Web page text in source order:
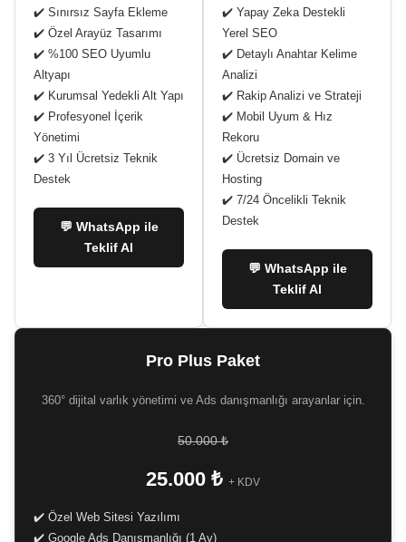
✔️ Sınırsız Sayfa Ekleme
✔️ Özel Arayüz Tasarımı
✔️ %100 SEO Uyumlu
Altyapı
✔️ Kurumsal Yedekli Alt Yapı
✔️ Profesyonel İçerik
Yönetimi
✔️ 3 Yıl Ücretsiz Teknik
Destek
💬 WhatsApp ile
Teklif Al
✔️ Yapay Zeka Destekli
Yerel SEO
✔️ Detaylı Anahtar Kelime
Analizi
✔️ Rakip Analizi ve Strateji
✔️ Mobil Uyum & Hız
Rekoru
✔️ Ücretsiz Domain ve
Hosting
✔️ 7/24 Öncelikli Teknik
Destek
💬 WhatsApp ile
Teklif Al
Pro Plus Paket
360° dijital varlık yönetimi ve Ads danışmanlığı arayanlar için.
50.000 ₺
25.000 ₺ + KDV
✔️ Özel Web Sitesi Yazılımı
✔️ Google Ads Danışmanlığı (1 Ay)